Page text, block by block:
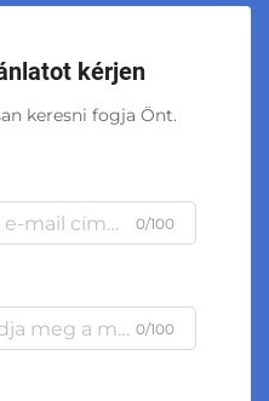
kérjen
keresni fogja Önt.
0/100
0/100